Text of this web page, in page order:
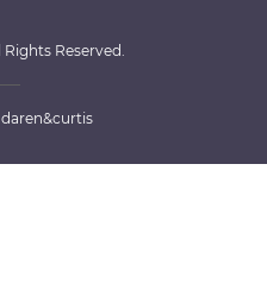
Reserved.
daren&curtis